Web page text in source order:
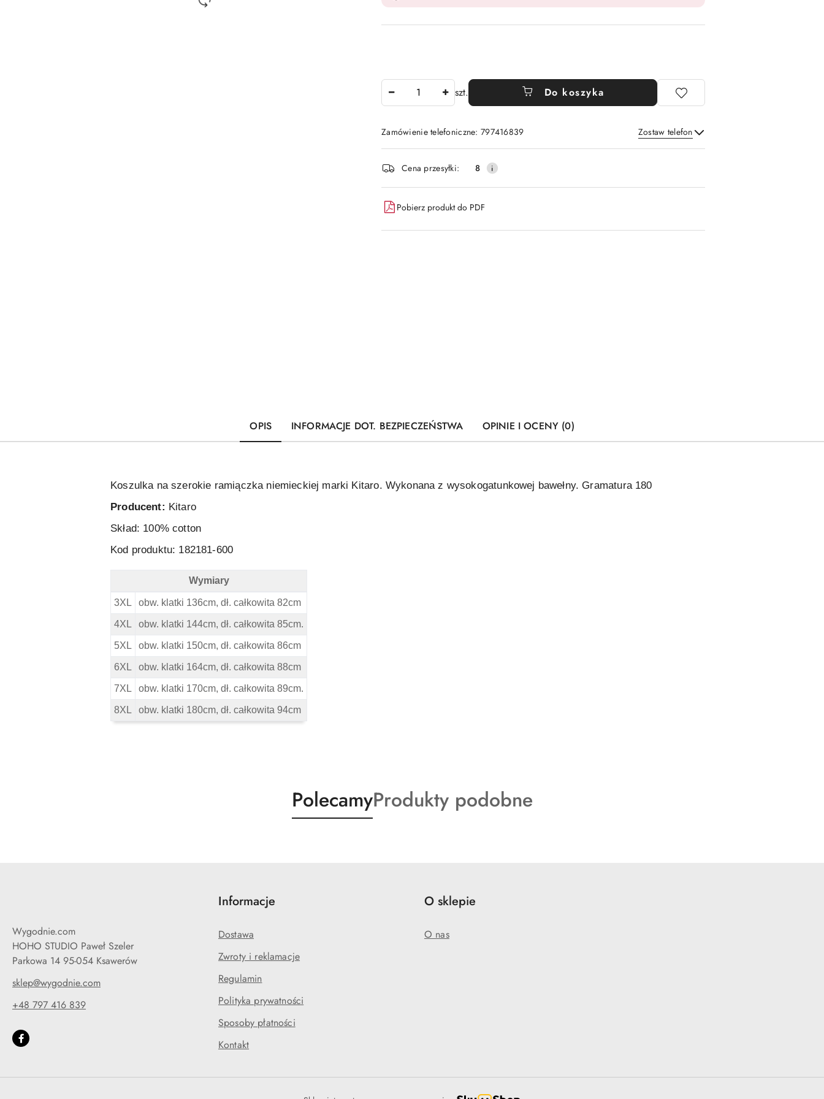
szt. Do koszyka
Zamówienie telefoniczne: 797416839 Zostaw telefon
Wyślij
Dostępność
i
dostawa
Cena przesyłki: 8
Pobierz produkt do PDF
OPIS INFORMACJE DOT. BEZPIECZEŃSTWA OPINIE I OCENY (0)
Koszulka na szerokie ramiączka niemieckiej marki Kitaro. Wykonana z wysokogatunkowej bawełny. Gramatura 180
Producent: Kitaro
Skład: 100% cotton
Kod produktu: 182181-600
Kitaro Koszulka - Wymiary
Wymiary
3XL obw. klatki 136cm, dł. całkowita 82cm
4XL obw. klatki 144cm, dł. całkowita 85cm.
5XL obw. klatki 150cm, dł. całkowita 86cm
6XL obw. klatki 164cm, dł. całkowita 88cm
7XL obw. klatki 170cm, dł. całkowita 89cm.
8XL obw. klatki 180cm, dł. całkowita 94cm
Produkty
o
PolecamyProdukty
o
Produkty podobne
Wygodnie.com
HOHO STUDIO Paweł Szeler
Parkowa 14 95-054 Ksawerów
sklep@wygodnie.com
+48 797 416 839
Informacje
Dostawa
Zwroty i reklamacje
Regulamin
Polityka prywatności
Sposoby płatności
Kontakt
O sklepie
O nas